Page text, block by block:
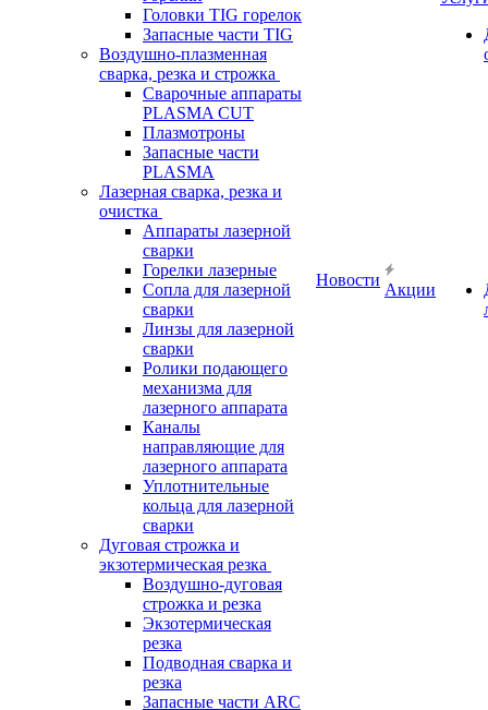
Головки TIG горелок
Запасные части TIG
Воздушно-плазменная
сварка, резка и строжка
Сварочные аппараты
PLASMA CUT
Плазмотроны
Запасные части
PLASMA
Лазерная сварка, резка и
очистка
Аппараты лазерной
сварки
Горелки лазерные
Сопла для лазерной
сварки
Линзы для лазерной
сварки
Ролики подающего
механизма для
лазерного аппарата
Каналы
направляющие для
лазерного аппарата
Уплотнительные
кольца для лазерной
сварки
Дуговая строжка и
экзотермическая резка
Воздушно-дуговая
строжка и резка
Экзотермическая
резка
Подводная сварка и
резка
Запасные части ARC
Новости
Акции